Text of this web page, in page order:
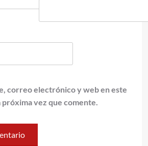
correo electrónico y web en este
vez que comente.